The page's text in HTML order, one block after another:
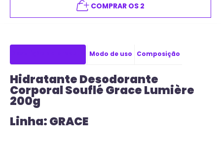
COMPRAR OS 2
Modo de uso Composição
Hidratante Desodorante
Corporal Souflé Grace Lumière
200g
Linha: GRACE